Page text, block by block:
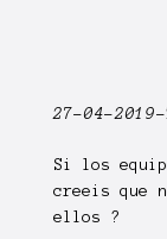
27-04-2019-
Si los
creeis que
ellos ?